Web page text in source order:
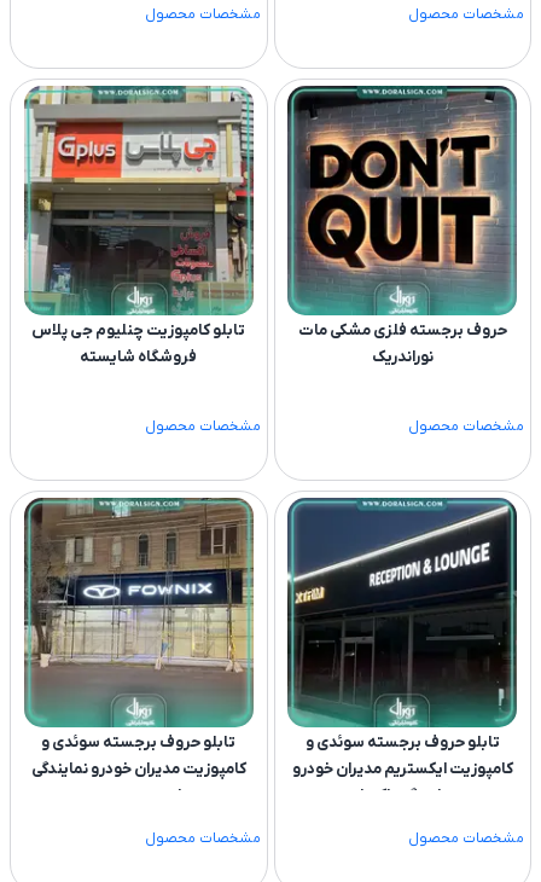
مشخصات محصول مشخصات محصول
حروف برجسته فلزی مشکی مات
نوراندریک
مشخصات محصول
تابلو کامپوزیت چنلیوم جی پلاس
فروشگاه شایسته
مشخصات محصول
تابلو حروف برجسته سوئدی و
کامپوزیت ایکستریم مدیران خودرو
نمایندگی پاکروان
مشخصات محصول
تابلو حروف برجسته سوئدی و
کامپوزیت مدیران خودرو نمایندگی
امنیت پرست
مشخصات محصول